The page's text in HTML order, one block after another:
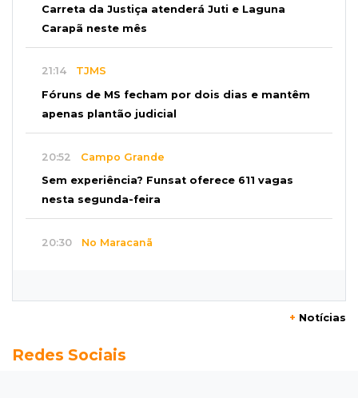
Carreta da Justiça atenderá Juti e Laguna
Carapã neste mês
21:14 TJMS
Fóruns de MS fecham por dois dias e mantêm
apenas plantão judicial
20:52 Campo Grande
Sem experiência? Funsat oferece 611 vagas
nesta segunda-feira
20:30 No Maracanã
Seleções em MS têm salários de até R$ 8,2 mil;
+ Notícias
Redes Sociais